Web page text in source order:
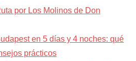
por Los Molinos de Don
en 5 días y 4 noches: qué
prácticos